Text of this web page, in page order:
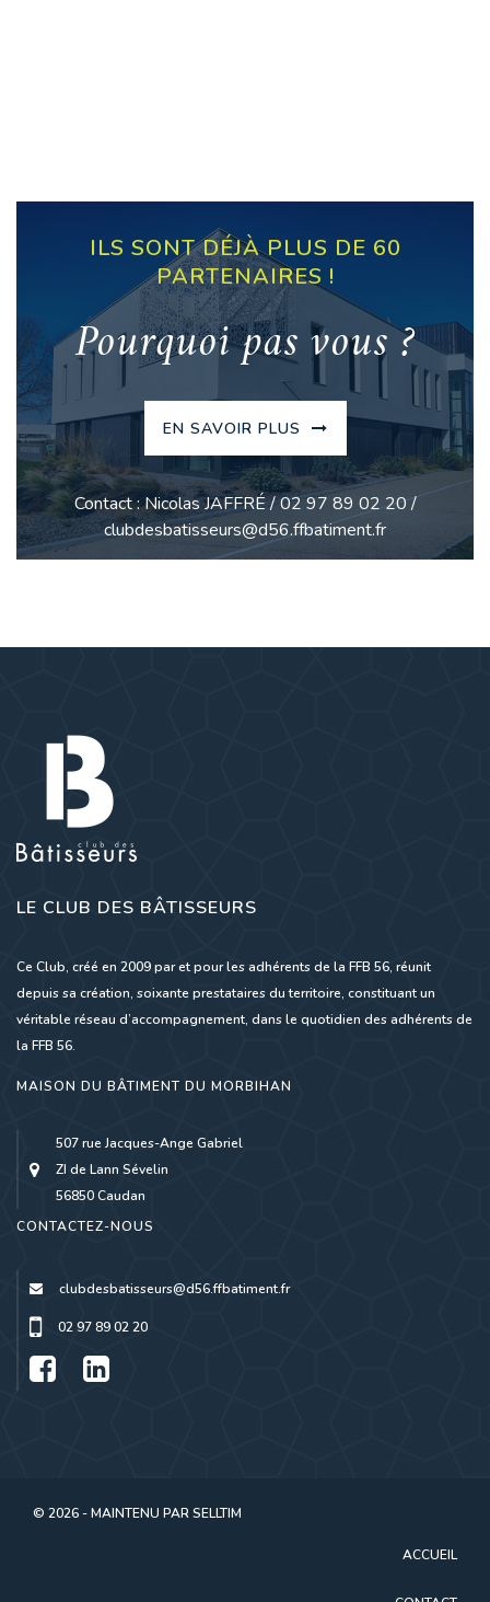
ILS SONT DÉJÀ PLUS DE 60
PARTENAIRES !
Pourquoi pas vous ?
EN SAVOIR PLUS
Contact : Nicolas JAFFRÉ / 02 97 89 02 20 /
clubdesbatisseurs@d56.ffbatiment.fr
LE CLUB DES BÂTISSEURS
Ce Club, créé en 2009 par et pour les adhérents de la FFB 56, réunit
depuis sa création, soixante prestataires du territoire, constituant un
véritable réseau d’accompagnement, dans le quotidien des adhérents de
la FFB 56.
MAISON DU BÂTIMENT DU MORBIHAN
507 rue Jacques-Ange Gabriel
ZI de Lann Sévelin
56850 Caudan
CONTACTEZ-NOUS
clubdesbatisseurs@d56.ffbatiment.fr
02 97 89 02 20
© 2026 - MAINTENU PARSELLTIM
ACCUEIL